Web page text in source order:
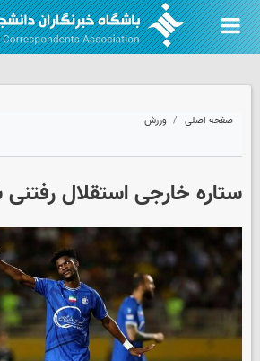
صفحه اصلی ورزش
ستاره خارجی استقلال